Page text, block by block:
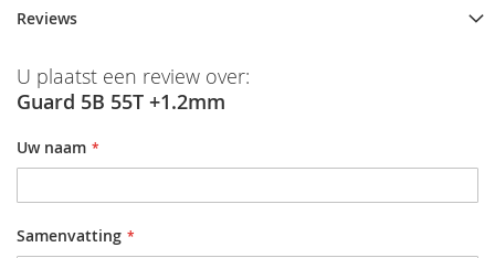
Reviews
U plaatst een review over:
Guard 5B 55T +1.2mm
Uw naam
Samenvatting